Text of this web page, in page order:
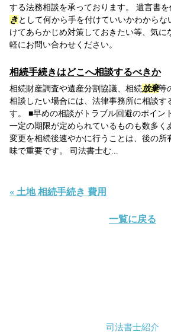
する法務相談を承っております。 遺言書を
きとして何から手を付けていいかわからな
けてあらかじめ対策しておきたい等、気に
軽にお問い合わせください。
相続手続きはどこへ相談するべきか
相続財産調査や遺産分割協議、相続放棄等
相談したい場合には、法律事務所に相談す
す。 ■早めの相談がトラブル回避のポイン
一定の期限が定められているものも数多く
変更を相続後速やかに行うことは、後の所
味で重要です。 司法書士む...
« 土地 相続手続き 費用
一覧に戻る
司法書士紹介